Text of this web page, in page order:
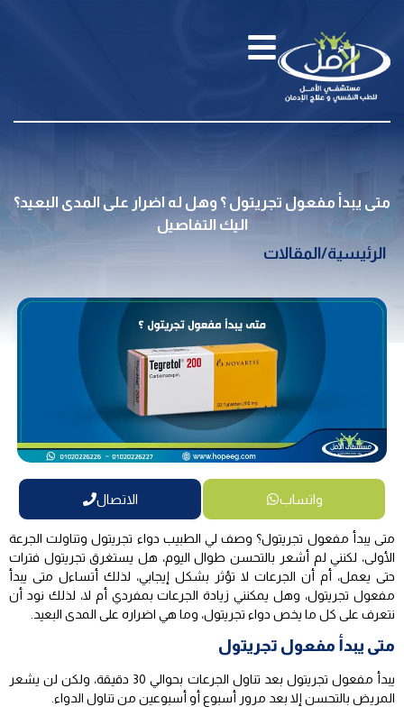
متى يبدأ مفعول تجريتول ؟ وهل له اضرار على المدى البعيد؟
اليك التفاصيل
الرئيسية/المقالات
واتساب الاتصال
متى يبدأ مفعول تجريتول؟ وصف لي الطبيب دواء تجريتول وتناولت الجرعة
الأولى، لكنني لم أشعر بالتحسن طوال اليوم، هل يستغرق تجريتول فترات
حتى يعمل، أم أن الجرعات لا تؤثر بشكل إيجابي، لذلك أتساءل متى يبدأ
مفعول تجريتول، وهل يمكنني زيادة الجرعات بمفردي أم لا، لذلك نود أن
نتعرف على كل ما يخص دواء تجريتول، وما هي اضراره على المدى البعيد.
متى يبدأ مفعول تجريتول
يبدأ مفعول تجريتول بعد تناول الجرعات بحوالي 30 دقيقة، ولكن لن يشعر
المريض بالتحسن إلا بعد مرور أسبوع أو أسبوعين من تناول الدواء.